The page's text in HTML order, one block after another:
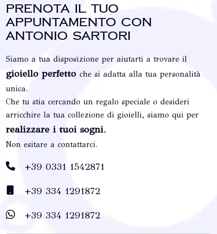
Prenota il tuo
appuntamento con
Antonio Sartori
Siamo a tua disposizione per aiutarti a trovare il
gioiello perfetto che si adatta alla tua personalità
unica.
Che tu stia cercando un regalo speciale o desideri
arricchire la tua collezione di gioielli, siamo qui per
realizzare i tuoi sogni.
Non esitare a contattarci.
+39 0331 1542871
+39 334 1291872
+39 334 1291872